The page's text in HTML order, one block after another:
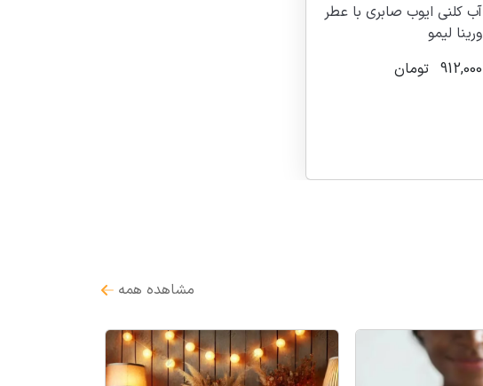
آب کلنی ایوب صابری با عطر
ورینا لیمو
912,000 تومان
مشاهده همه